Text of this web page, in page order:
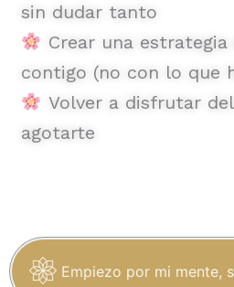
sin dudar tanto
Crear una estrategia
contigo (no con lo que
Volver a disfrutar
agotarte
Empiezo por mi mente,